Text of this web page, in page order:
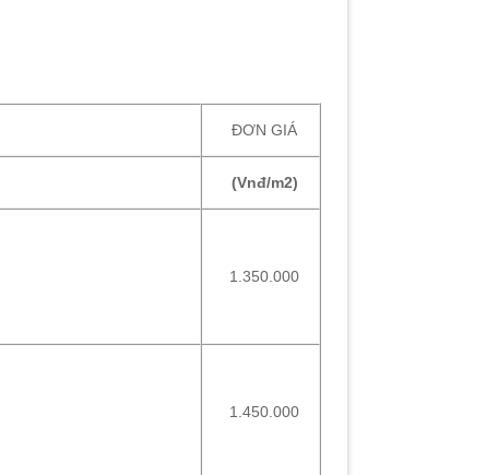
ĐƠN GIÁ
(Vnđ/m2)
1.350.000
1.450.000